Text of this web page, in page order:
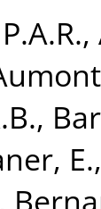
,
,
E.
,